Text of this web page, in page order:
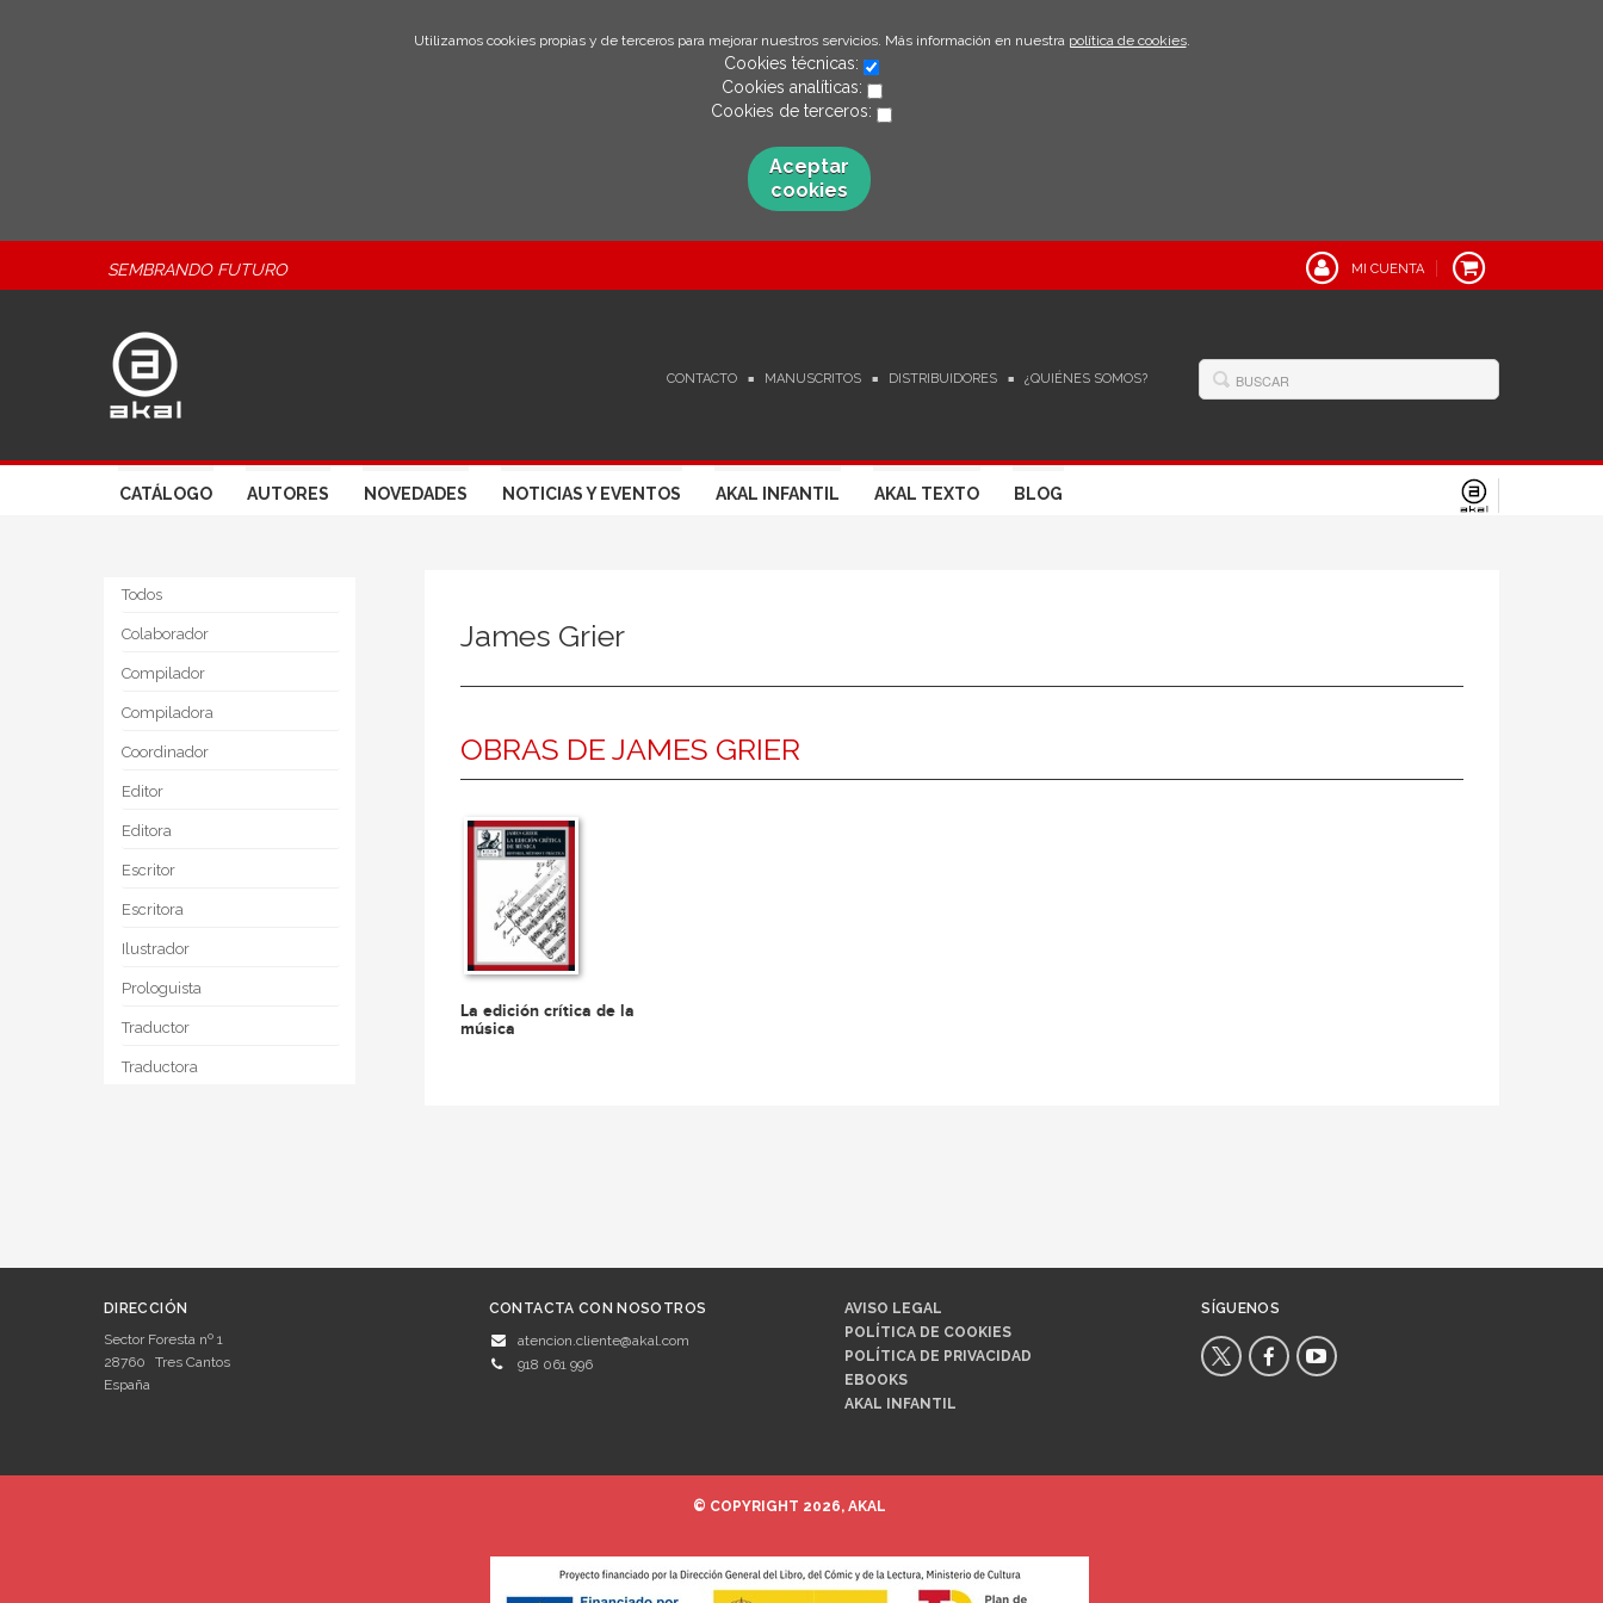
Utilizamos cookies propias y de terceros para mejorar nuestros servicios. Más información en nuestra política de cookies.
Cookies técnicas:
Cookies analíticas:
Cookies de terceros:
Aceptar
cookies
SEMBRANDO FUTURO MI CUENTA
CONTACTO MANUSCRITOS DISTRIBUIDORES ¿QUIÉNES SOMOS?
CATÁLOGO AUTORES NOVEDADES NOTICIAS Y EVENTOS AKAL INFANTIL AKAL TEXTO BLOG
Todos
Colaborador
Compilador
Compiladora
Coordinador
Editor
Editora
Escritor
Escritora
Ilustrador
Prologuista
Traductor
Traductora
James Grier
OBRAS DE JAMES GRIER
La edición crítica de la
música
DIRECCIÓN
Sector Foresta nº 1
28760
Tres Cantos
España
CONTACTA CON NOSOTROS
atencion.cliente@akal.com
918 061 996
AVISO LEGAL
POLÍTICA DE COOKIES
POLÍTICA DE PRIVACIDAD
EBOOKS
AKAL INFANTIL
SÍGUENOS
© COPYRIGHT 2026, AKAL